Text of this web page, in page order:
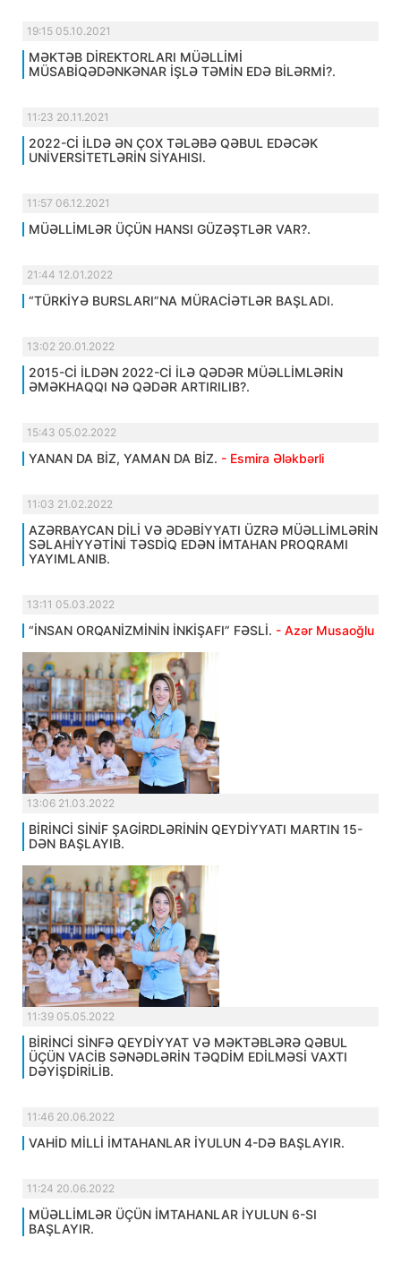
19:15 05.10.2021
MƏKTƏB DİREKTORLARI MÜƏLLİMİ
MÜSABİQƏDƏNKƏNAR İŞLƏ TƏMİN EDƏ BİLƏRMİ?.
11:23 20.11.2021
2022-Cİ İLDƏ ƏN ÇOX TƏLƏBƏ QƏBUL EDƏCƏK
UNİVERSİTETLƏRİN SİYAHISI.
11:57 06.12.2021
MÜƏLLİMLƏR ÜÇÜN HANSI GÜZƏŞTLƏR VAR?.
21:44 12.01.2022
“TÜRKİYƏ BURSLARI”NA MÜRACİƏTLƏR BAŞLADI.
13:02 20.01.2022
2015-Cİ İLDƏN 2022-Cİ İLƏ QƏDƏR MÜƏLLİMLƏRİN
ƏMƏKHAQQI NƏ QƏDƏR ARTIRILIB?.
15:43 05.02.2022
YANAN DA BİZ, YAMAN DA BİZ. - Esmira Ələkbərli
11:03 21.02.2022
AZƏRBAYCAN DİLİ VƏ ƏDƏBİYYATI ÜZRƏ MÜƏLLİMLƏRİN
SƏLAHİYYƏTİNİ TƏSDİQ EDƏN İMTAHAN PROQRAMI
YAYIMLANIB.
13:11 05.03.2022
“İNSAN ORQANİZMİNİN İNKİŞAFI” FƏSLİ. - Azər Musaoğlu
13:06 21.03.2022
BİRİNCİ SİNİF ŞAGİRDLƏRİNİN QEYDİYYATI MARTIN 15-
DƏN BAŞLAYIB.
11:39 05.05.2022
BİRİNCİ SİNFƏ QEYDİYYAT VƏ MƏKTƏBLƏRƏ QƏBUL
ÜÇÜN VACİB SƏNƏDLƏRİN TƏQDİM EDİLMƏSİ VAXTI
DƏYİŞDİRİLİB.
11:46 20.06.2022
VAHİD MİLLİ İMTAHANLAR İYULUN 4-DƏ BAŞLAYIR.
11:24 20.06.2022
MÜƏLLİMLƏR ÜÇÜN İMTAHANLAR İYULUN 6-SI
BAŞLAYIR.